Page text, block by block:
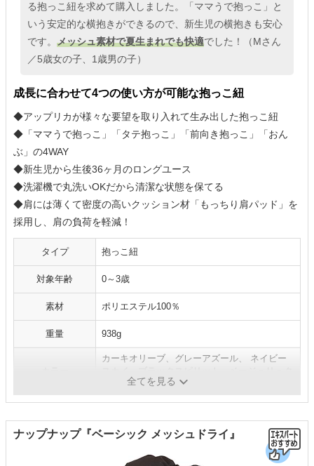
る抱っこ紐を求めて購入しました。「ママうで抱っこ」と
いう安定的な横抱きができるので、新生児の横抱きも安心
です。 メッシュ素材で夏生まれでも快適でした！（Mさん
／5歳女の子、1歳男の子）
成長に合わせて4つの使い方が可能な抱っこ紐
◆アップリカが様々な要望を取り入れて生み出した抱っこ紐
◆「ママうで抱っこ」「タテ抱っこ」「前向き抱っこ」「おん
ぶ」の4WAY
◆新生児から生後36ヶ月のロングユース
◆洗濯機で丸洗いOKだから清潔な状態を保てる
◆肩には薄くて密度の高いクッション材「もっちり肩パッド」を
採用し、肩の負荷を軽減！
タイプ 抱っこ紐
対象年齢 ‎0～3歳
素材 ポリエステル100％
重量 938g
カーキオリーブ、グレーアズール、 ネイビー
全てを見る
ナップナップ『ベーシック メッシュドライ』